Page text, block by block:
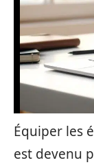
Équiper les
est devenu